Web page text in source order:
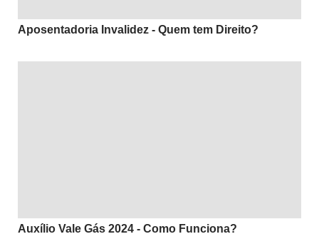
Aposentadoria Invalidez - Quem tem Direito?
Auxílio Vale Gás 2024 - Como Funciona?